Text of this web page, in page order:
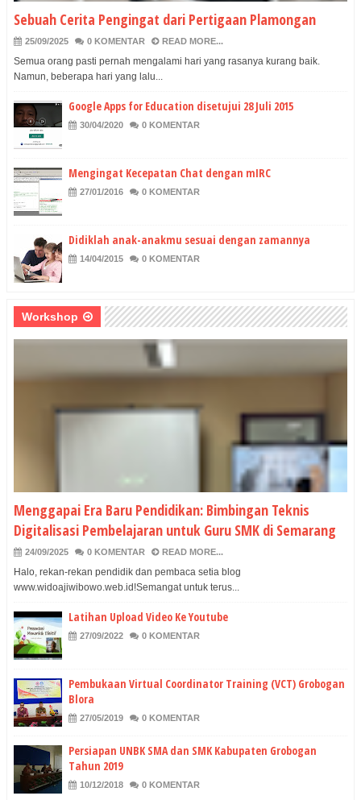
Sebuah Cerita Pengingat dari Pertigaan Plamongan
25/09/2025 0 KOMENTAR READ MORE...
Semua orang pasti pernah mengalami hari yang rasanya kurang baik.
Namun, beberapa hari yang lalu...
Google Apps for Education disetujui 28 Juli 2015
30/04/2020 0 KOMENTAR
Mengingat Kecepatan Chat dengan mIRC
27/01/2016 0 KOMENTAR
Didiklah anak-anakmu sesuai dengan zamannya
14/04/2015 0 KOMENTAR
Workshop
Menggapai Era Baru Pendidikan: Bimbingan Teknis
Digitalisasi Pembelajaran untuk Guru SMK di Semarang
24/09/2025 0 KOMENTAR READ MORE...
Halo, rekan-rekan pendidik dan pembaca setia blog
www.widoajiwibowo.web.id!Semangat untuk terus...
Latihan Upload Video Ke Youtube
27/09/2022 0 KOMENTAR
Pembukaan Virtual Coordinator Training (VCT) Grobogan
Blora
27/05/2019 0 KOMENTAR
Persiapan UNBK SMA dan SMK Kabupaten Grobogan
Tahun 2019
10/12/2018 0 KOMENTAR